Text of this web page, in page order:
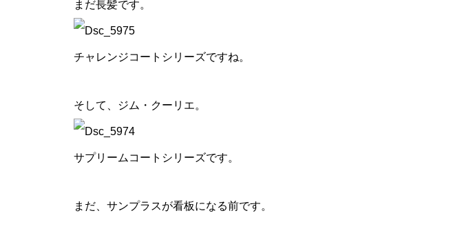
まだ長髪です。
チャレンジコートシリーズですね。
そして、ジム・クーリエ。
サプリームコートシリーズです。
まだ、サンプラスが看板になる前です。